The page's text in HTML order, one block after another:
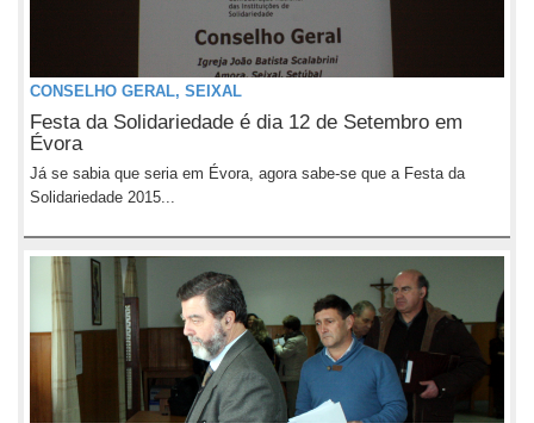
CONSELHO GERAL, SEIXAL
Festa da Solidariedade é dia 12 de Setembro em
Évora
Já se sabia que seria em Évora, agora sabe-se que a Festa da
Solidariedade 2015...